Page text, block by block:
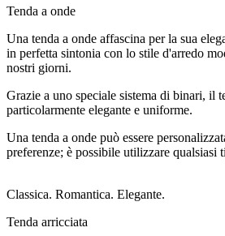
Tenda a onde
Una tenda a onde affascina per la sua
in perfetta sintonia con lo stile d'arredo
nostri giorni.
Grazie a uno speciale sistema di binari, il
particolarmente elegante e uniforme.
Una tenda a onde può essere
preferenze; è possibile utilizzare qualsiasi
Classica. Romantica. Elegante.
Tenda arricciata